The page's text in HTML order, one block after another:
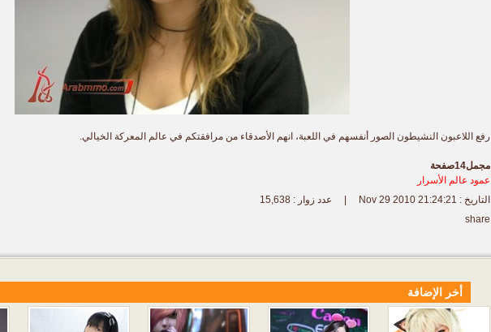
رفع اللاعبون النشيطون الصور أنفسهم في اللعبة، انهم الأصدقاء من مرافقتكم في عالم المعركة الخيالي.
مجمل14صفحة
عمود عالم الأسرار
التاريخ : Nov 29 2010 21:24:21 | عدد زوار :
15,638
share
أخر الإضافة